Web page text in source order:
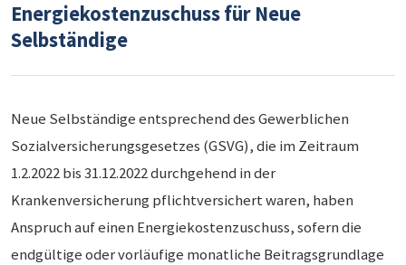
Energiekostenzuschuss für Neue
Selbständige
Neue Selbständige entsprechend des Gewerblichen
Sozialversicherungsgesetzes (GSVG), die im Zeitraum
1.2.2022 bis 31.12.2022 durchgehend in der
Krankenversicherung pflichtversichert waren, haben
Anspruch auf einen Energiekostenzuschuss, sofern die
endgültige oder vorläufige monatliche Beitragsgrundlage